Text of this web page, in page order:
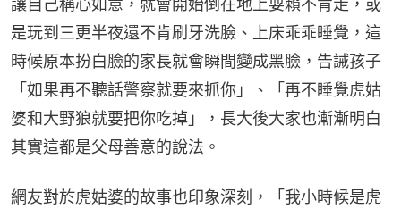
讓自己稱心如意，就會開始倒在地上耍賴不肯走，或
是玩到三更半夜還不肯刷牙洗臉、上床乖乖睡覺，這
時候原本扮白臉的家長就會瞬間變成黑臉，告誡孩子
「如果再不聽話警察就要來抓你」、「再不睡覺虎姑
婆和大野狼就要把你吃掉」，長大後大家也漸漸明白
其實這都是父母善意的說法。
網友對於虎姑婆的故事也印象深刻，「我小時候是虎